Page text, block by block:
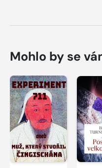
Mohlo by se